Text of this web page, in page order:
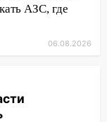
в
накопил
АЗС, где
06.08.2026